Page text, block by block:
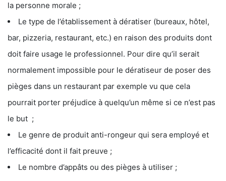
la personne morale ;
Le type de l’établissement à dératiser (bureaux, hôtel,
bar, pizzeria, restaurant, etc.) en raison des produits dont
doit faire usage le professionnel. Pour dire qu’il serait
normalement impossible pour le dératiseur de poser des
pièges dans un restaurant par exemple vu que cela
pourrait porter préjudice à quelqu’un même si ce n’est pas
le but ;
Le genre de produit anti-rongeur qui sera employé et
l’efficacité dont il fait preuve ;
Le nombre d’appâts ou des pièges à utiliser ;